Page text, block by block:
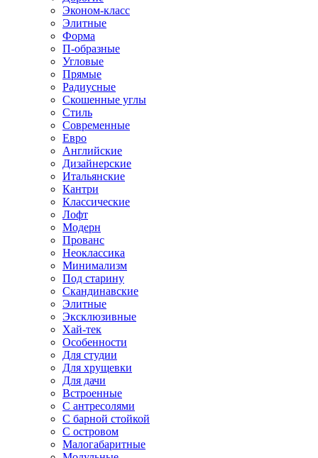
Эконом-класс
Элитные
Форма
П-образные
Угловые
Прямые
Радиусные
Скошенные углы
Стиль
Современные
Евро
Английские
Дизайнерские
Итальянские
Кантри
Классические
Лофт
Модерн
Прованс
Неоклассика
Минимализм
Под старину
Скандинавские
Элитные
Эксклюзивные
Хай-тек
Особенности
Для студии
Для хрущевки
Для дачи
Встроенные
С антресолями
С барной стойкой
С островом
Малогабаритные